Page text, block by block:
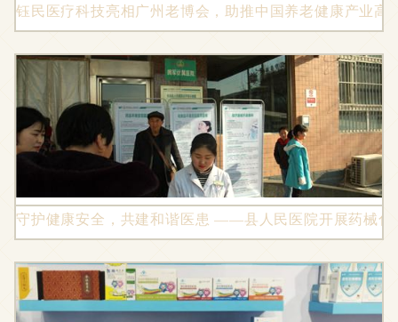
钰民医疗科技亮相广州老博会，助推中国养老健康产业高
守护健康安全，共建和谐医患 ——县人民医院开展药械化